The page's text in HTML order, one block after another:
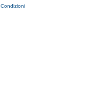
Condizioni